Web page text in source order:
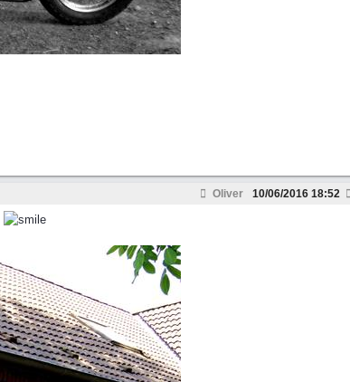
Oliver 10/06/2016 18:52